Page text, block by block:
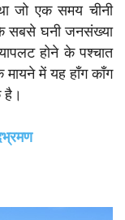
जो एक समय चीनी
सबसे घनी जनसंख्या
होने के पश्चात
मायने में यह हाँग काँग
है।